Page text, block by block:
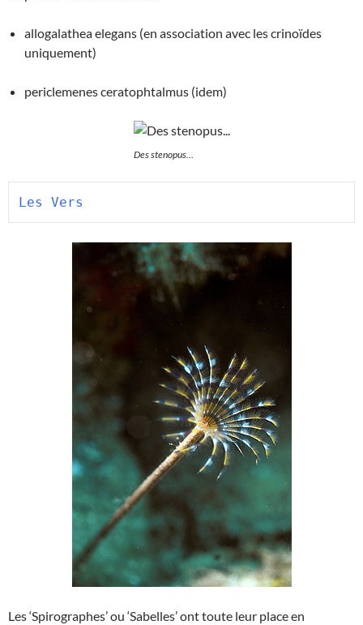
allogalathea elegans (en association avec les crinoïdes
uniquement)
periclemenes ceratophtalmus (idem)
Des stenopus…
Les Vers
Les ‘Spirographes’ ou ‘Sabelles’ ont toute leur place en